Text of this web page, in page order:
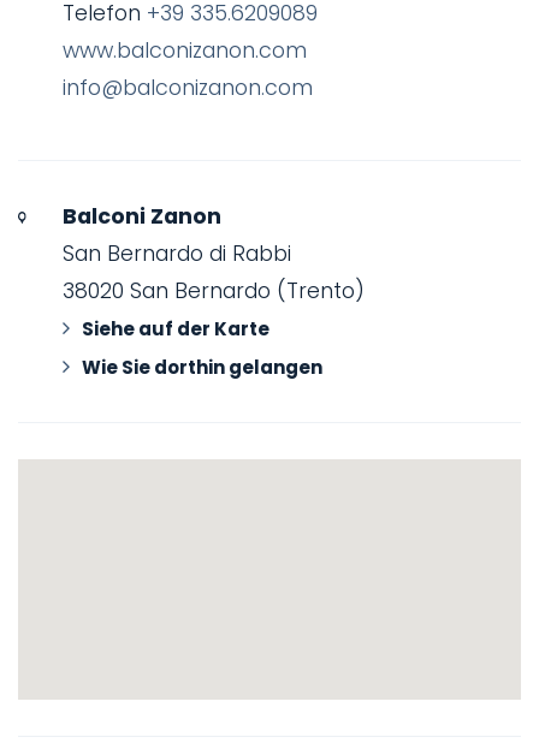
Telefon +39 335.6209089
www.balconizanon.com
info@balconizanon.com
Balconi Zanon
San Bernardo di Rabbi
38020 San Bernardo (Trento)
Siehe auf der Karte
Wie Sie dorthin gelangen